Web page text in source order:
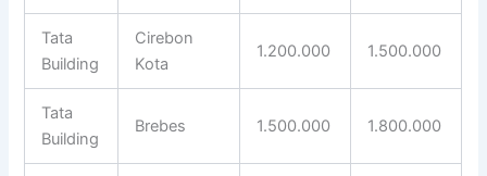
Tata
Building
Cirebon
Kota
1.200.000 1.500.000
Tata
Building
Brebes 1.500.000 1.800.000